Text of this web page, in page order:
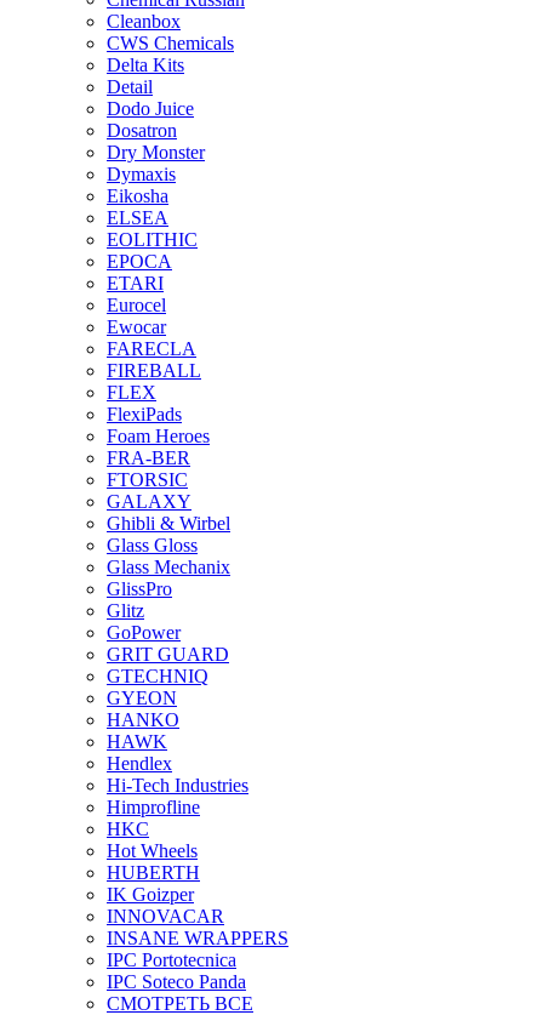
Cleanbox
CWS Chemicals
Delta Kits
Detail
Dodo Juice
Dosatron
Dry Monster
Dymaxis
Eikosha
ELSEA
EOLITHIC
EPOCA
ETARI
Eurocel
Ewocar
FARECLA
FIREBALL
FLEX
FlexiPads
Foam Heroes
FRA-BER
FTORSIC
GALAXY
Ghibli & Wirbel
Glass Gloss
Glass Mechanix
GlissPro
Glitz
GoPower
GRIT GUARD
GTECHNIQ
GYEON
HANKO
HAWK
Hendlex
Hi-Tech Industries
Himprofline
HKC
Hot Wheels
HUBERTH
IK Goizper
INNOVACAR
INSANE WRAPPERS
IPC Portotecnica
IPC Soteco Panda
СМОТРЕТЬ ВСЕ